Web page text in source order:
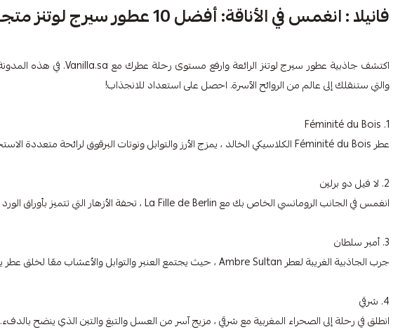
فانيلا : انغمس في الأناقة: أفضل 10 عطور سيرج لوتنز متجر فانيلا
والتي ستنقلك إلى عالم من الروائح الآسرة. احصل على استعداد للانجذاب!
1. Féminité du Bois
عطر Féminité du Bois الكلاسيكي الخالد ، يمزج الأرز والتوابل ونوتات البرقوق لرائحة متعددة الاستخدامات وأنيقة مثالية لأي مناسبة.
2. لا فيل دو برلين
انغمس في الجانب الرومانسي الخاص بك مع La Fille de Berlin ، تحفة الأزهار التي تتميز بأوراق الورد والفلفل البارزة ، وهي مثالية للرومانسيين المعاصرين.
3. أمبر سلطان
جرب الجاذبية الغريبة لعطر Ambre Sultan ، حيث يجتمع العنبر والتوابل والأعشاب معًا لخلق عطر يذكرنا بالأراضي البعيدة.
4. شرقي
انطلق في رحلة إلى الصحراء المغربية مع شرقي ، مزيج آسر من العسل والتبغ والتبن الذي ينضح بالدفء.